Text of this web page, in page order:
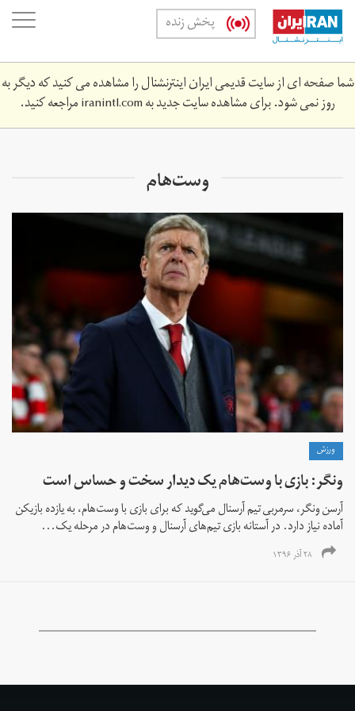
Skip
main
content
پخش زنده
شما صفحه ای از سایت قدیمی ایران اینترنشنال را مشاهده می کنید که دیگر به
روز نمی شود. برای مشاهده سایت جدید بهiranintl.comمراجعه کنید.
وست‌هام
ورزش
ونگر: بازی با وست‌هام یک دیدار سخت و حساس است
آرسن ونگر، سرمربی تیم آرسنال می‌گوید که برای بازی با وست‌هام، به یازده بازیکن
آماده نیاز دارد. در آستانه بازی تیم‌های آرسنال و وست‌هام در مرحله یک‌...
۲۸ آذر ۱۳۹۶